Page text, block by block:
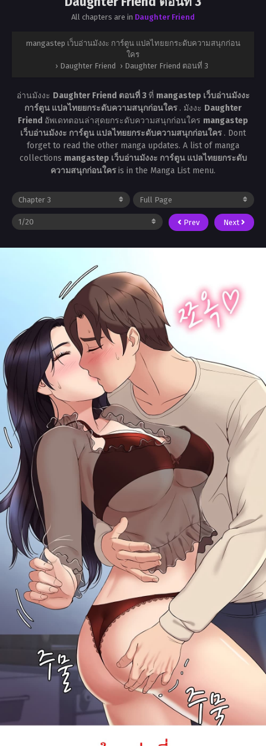
All chapters are in Daughter Friend
mangastep เว็บอ่านมังงะ การ์ตูน แปลไทยยกระดับความสนุกก่อน
ใคร
› Daughter Friend › Daughter Friend ตอนที่ 3
อ่านมังงะ Daughter Friend ตอนที่ 3ที่ mangastep เว็บอ่านมังงะ
การ์ตูน แปลไทยยกระดับความสนุกก่อนใคร . มังงะ Daughter
Friend อัพเดทตอนล่าสุดยกระดับความสนุกก่อนใคร mangastep
เว็บอ่านมังงะ การ์ตูน แปลไทยยกระดับความสนุกก่อนใคร . Dont
forget to read the other manga updates. A list of manga
collections mangastep เว็บอ่านมังงะ การ์ตูน แปลไทยยกระดับ
ความสนุกก่อนใครis in the Manga List menu.
Prev Next